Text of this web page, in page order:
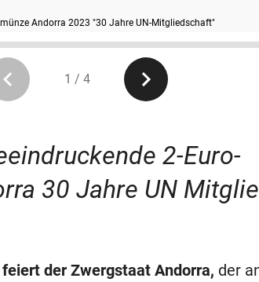
Andorra 2023 "30 Jahre UN-Mitgliedschaft"
1 / 4
2-Euro-
30 Jahre UN
der Zwergstaat Andorra, der